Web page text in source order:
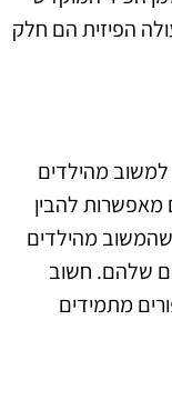
הפיזית הם חלק
6-8, הקשבה למשוב מהילדים
מאפשרות להבין
מהילדים
שלהם. חשוב
מתמידים